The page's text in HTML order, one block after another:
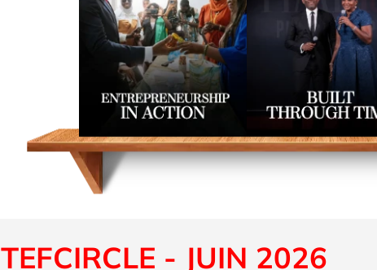
TEFCIRCLE - JUIN 2026